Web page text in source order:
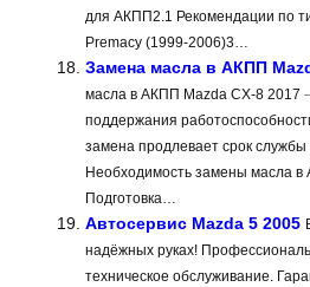
для АКПП2.1 Рекомендации по
Premacy (1999-2006)3…
Замена масла в АКПП
масла в АКПП Mazda CX-8 2017
поддержания
замена продлевает срок службы
Необходимость замены масла в
Подготовка…
Автосервис Mazda 5 2005
надёжных руках!
техническое обслуживание.